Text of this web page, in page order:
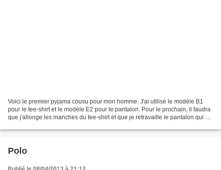
Voici le premier pyjama cousu pour mon homme. J'ai utilisé le modèle B1
pour le tee-shirt et le modèle E2 pour le pantalon. Pour le prochain, il faudra
que j'allonge les manches du tee-shirt et que je retravaille le pantalon qui ne
Polo